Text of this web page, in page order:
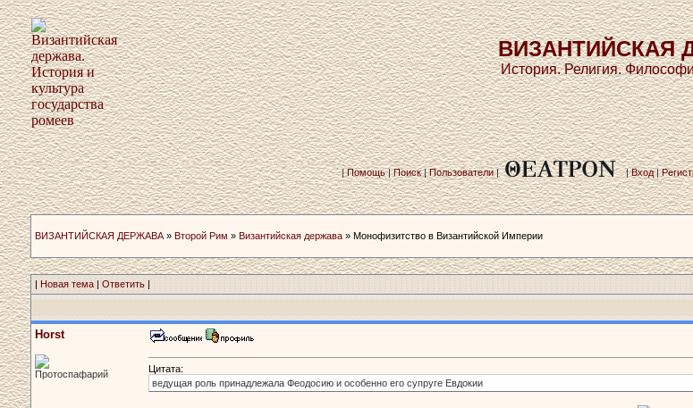
ВИЗАНТИЙСКАЯ
История. Религия.
|Помощь|Поиск|Пользователи| |Вход|
ВИЗАНТИЙСКАЯ ДЕРЖАВА » Второй Рим » Византийская держава » Монофизитство в Византийской­ Империи
| Новая тема|Ответить |
Horst
Протоспафарий
Цитата:
ведущая роль принадлежала Феодосию и особенно его супруге Евдокии